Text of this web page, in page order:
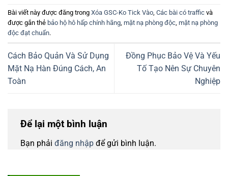
Bài viết này được đăng trong Xóa GSC-Ko Tick Vào Các bài có traffic và
được gắn thẻ bảo hộ hô hấp chính hãng mặt nạ phòng độc mặt nạ phòng
độc đạt chuẩn.
Cách Bảo Quản Và Sử Dụng
Mặt Nạ Hàn Đúng Cách, An
Toàn
Đồng Phục Bảo Vệ Và Yếu
Tố Tạo Nên Sự Chuyên
Nghiệp
Để lại một bình luận
Bạn phải đăng nhập để gửi bình luận.